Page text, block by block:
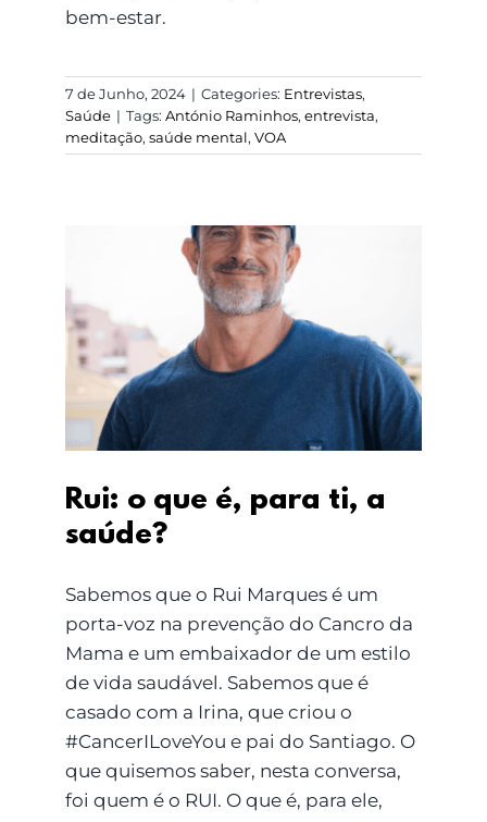
bem-estar.
7 de Junho, 2024 | Categories: Entrevistas,
Saúde | Tags: António Raminhos, entrevista,
meditação, saúde mental, VOA
Rui: o que é, para ti, a
saúde?
Rui: o que é, para ti, a
saúde?
Sabemos que o Rui Marques é um
porta-voz na prevenção do Cancro da
Mama e um embaixador de um estilo
de vida saudável. Sabemos que é
casado com a Irina, que criou o
#CancerILoveYou e pai do Santiago. O
que quisemos saber, nesta conversa,
foi quem é o RUI. O que é, para ele,